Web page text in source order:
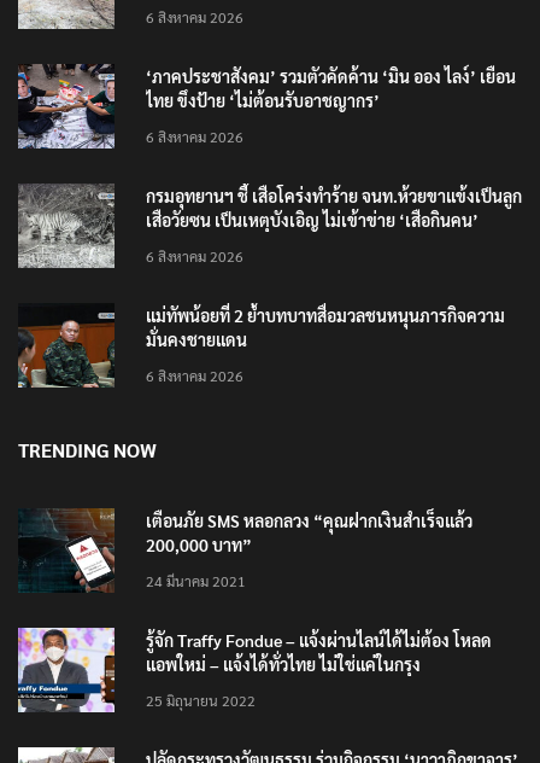
6 สิงหาคม 2026
‘ภาคประชาสังคม’ รวมตัวคัดค้าน ‘มิน ออง ไลง์’ เยือน
ไทย ขึงป้าย ‘ไม่ต้อนรับอาชญากร’
6 สิงหาคม 2026
กรมอุทยานฯ ชี้ เสือโคร่งทำร้าย จนท.ห้วยขาแข้งเป็นลูก
เสือวัยซน เป็นเหตุบังเอิญ ไม่เข้าข่าย ‘เสือกินคน’
6 สิงหาคม 2026
แม่ทัพน้อยที่ 2 ย้ำบทบาทสื่อมวลชนหนุนภารกิจความ
มั่นคงชายแดน
6 สิงหาคม 2026
TRENDING NOW
เตือนภัย SMS หลอกลวง “คุณฝากเงินสำเร็จแล้ว
200,000 บาท”
24 มีนาคม 2021
รู้จัก Traffy Fondue – แจ้งผ่านไลน์ได้ไม่ต้อง โหลด
แอพใหม่ – แจ้งได้ทั่วไทย ไม่ใช่แค่ในกรุง
25 มิถุนายน 2022